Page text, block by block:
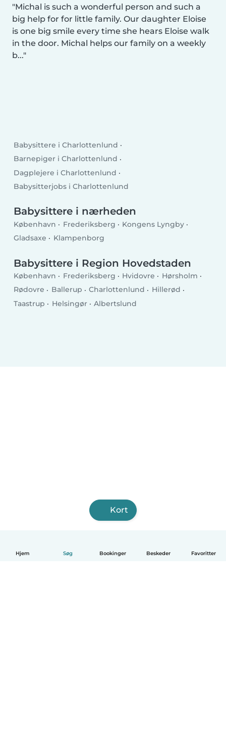
Hjem Søg Bookinger Beskeder Favoritter
Michal is such a wonderful person and such a
big help for for little family. Our daughter Eloise
is one big smile every time she hears Eloise walk
in the door. Michal helps our family on a weekly
b...
Babysittere i Charlottenlund
Barnepiger i Charlottenlund
Dagplejere i Charlottenlund
Babysitterjobs i Charlottenlund
Babysittere i nærheden
København Frederiksberg
Kongens Lyngby
Gladsaxe
Klampenborg
Babysittere i Region Hovedstaden
København Frederiksberg Hvidovre
Hørsholm
Rødovre
Ballerup Charlottenlund
Hillerød
Taastrup
Helsingør Albertslund
Kort